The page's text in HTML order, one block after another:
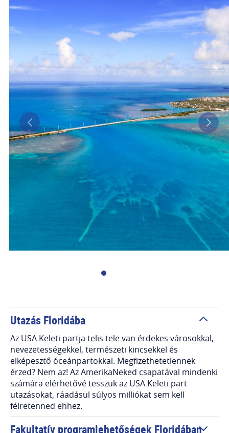
Utazás Floridába
Az USA Keleti partja telis tele van érdekes városokkal,
nevezetességekkel, természeti kincsekkel és
elképesztő óceánpartokkal. Megfizethetetlennek
érzed? Nem az! Az AmerikaNeked csapatával mindenki
számára elérhetővé tesszük az USA Keleti part
utazásokat, ráadásul súlyos milliókat sem kell
félretenned ehhez.
Fakultatív programlehetőségek Floridában